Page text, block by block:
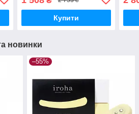
Вібратори мастурбатори
секс-шоп
Купити
новинки
–55%